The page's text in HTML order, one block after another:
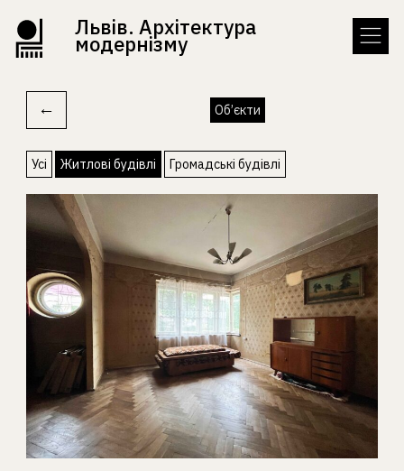
Львів. Архітектура
модернізму
← Об’єкти
Усі Житлові будівлі Громадські будівлі